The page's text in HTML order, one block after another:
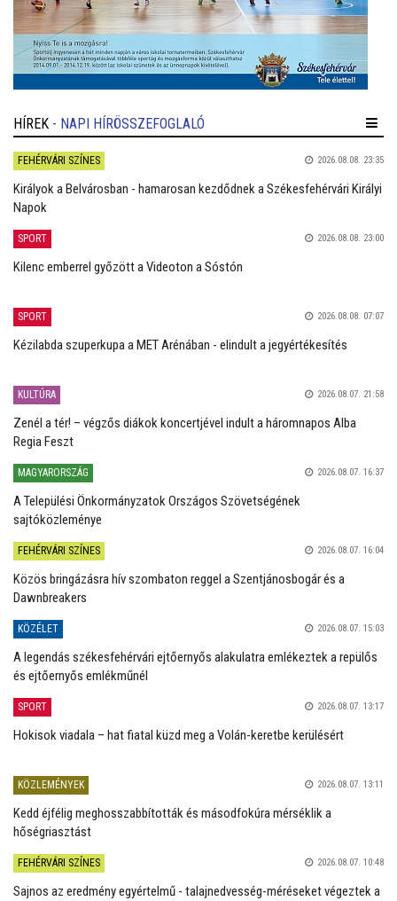
HÍREK - NAPI HÍRÖSSZEFOGLALÓ
FEHÉRVÁRI SZÍNES 2026.08.08. 23:35
Királyok a Belvárosban - hamarosan kezdődnek a Székesfehérvári Királyi
Napok
SPORT 2026.08.08. 23:00
Kilenc emberrel győzött a Videoton a Sóstón
SPORT 2026.08.08. 07:07
Kézilabda szuperkupa a MET Arénában - elindult a jegyértékesítés
KULTÚRA 2026.08.07. 21:58
Zenél a tér! – végzős diákok koncertjével indult a háromnapos Alba
Regia Feszt
MAGYARORSZÁG 2026.08.07. 16:37
A Települési Önkormányzatok Országos Szövetségének
sajtóközleménye
FEHÉRVÁRI SZÍNES 2026.08.07. 16:04
Közös bringázásra hív szombaton reggel a Szentjánosbogár és a
Dawnbreakers
KÖZÉLET 2026.08.07. 15:03
A legendás székesfehérvári ejtőernyős alakulatra emlékeztek a repülős
és ejtőernyős emlékműnél
SPORT 2026.08.07. 13:17
Hokisok viadala – hat fiatal küzd meg a Volán-keretbe kerülésért
KÖZLEMÉNYEK 2026.08.07. 13:11
Kedd éjfélig meghosszabbították és másodfokúra mérséklik a
hőségriasztást
FEHÉRVÁRI SZÍNES 2026.08.07. 10:48
Sajnos az eredmény egyértelmű - talajnedvesség-méréseket végeztek a